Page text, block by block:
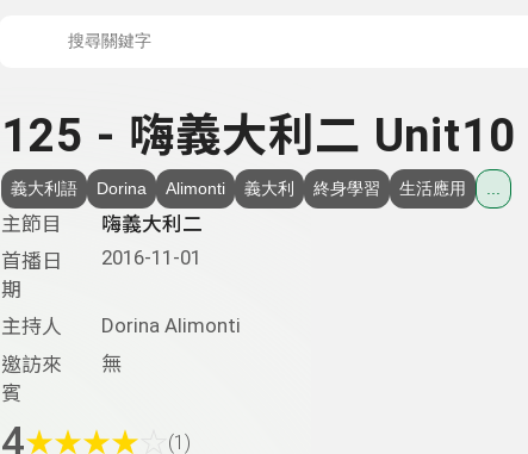
125 - 嗨義大利二 Unit10
義大利語 Dorina Alimonti 義大利 終身學習 生活應用
主節目
嗨義大利二
首播日
期
2016-11-01
主持人
Dorina Alimonti
邀訪來
賓
無
4★★★★ (1)